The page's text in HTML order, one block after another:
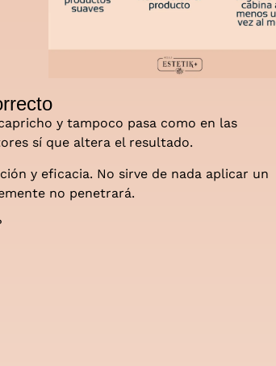
y tampoco pasa como en las
sí que altera el resultado.
y eficacia. No sirve de nada aplicar un
no penetrará.